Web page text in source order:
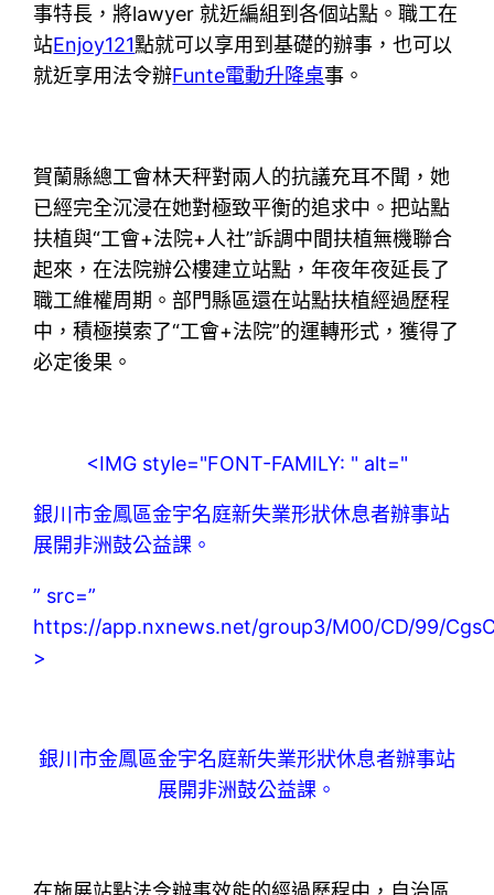
事特長，將lawyer 就近編組到各個站點。職工在
站Enjoy121點就可以享用到基礎的辦事，也可以
就近享用法令辦Funte電動升降桌事。
賀蘭縣總工會林天秤對兩人的抗議充耳不聞，她
已經完全沉浸在她對極致平衡的追求中。把站點
扶植與“工會+法院+人社”訴調中間扶植無機聯合
起來，在法院辦公樓建立站點，年夜年夜延長了
職工維權周期。部門縣區還在站點扶植經過歷程
中，積極摸索了“工會+法院”的運轉形式，獲得了
必定後果。
<IMG style="FONT-FAMILY: " alt="
銀川市金鳳區金宇名庭新失業形狀休息者辦事站
展開非洲鼓公益課。
” src=”
https://app.nxnews.net/group3/M00/CD/99/
>
銀川市金鳳區金宇名庭新失業形狀休息者辦事站
展開非洲鼓公益課。